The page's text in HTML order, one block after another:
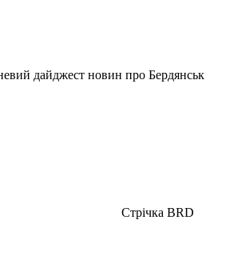
дайджест новин про Бердянськ
Стрічка BRD